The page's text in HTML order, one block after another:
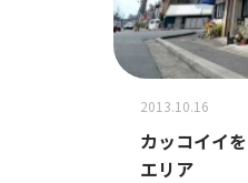
2013.10.16
カッコイイ
エリア